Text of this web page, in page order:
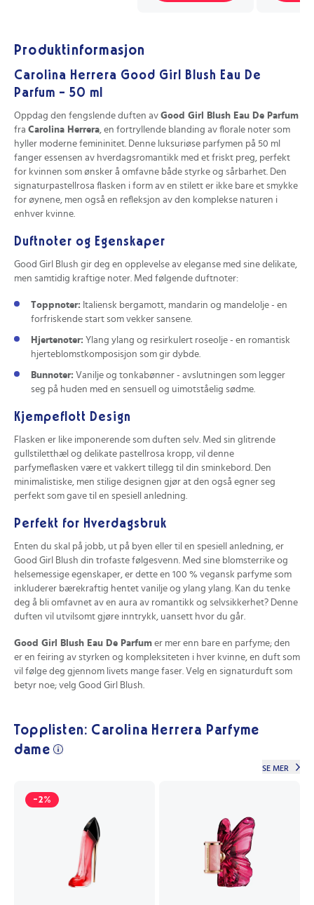
Produktinformasjon
Carolina Herrera Good Girl Blush Eau De
Parfum - 50 ml
Oppdag den fengslende duften av Good Girl Blush Eau De Parfum
fra Carolina Herrera , en fortryllende blanding av florale noter som
hyller moderne femininitet. Denne luksuriøse parfymen på 50 ml
fanger essensen av hverdagsromantikk med et friskt preg, perfekt
for kvinnen som ønsker å omfavne både styrke og sårbarhet. Den
signaturpastellrosa flasken i form av en stilett er ikke bare et smykke
for øynene, men også en refleksjon av den komplekse naturen i
enhver kvinne.
Duftnoter og Egenskaper
Good Girl Blush gir deg en opplevelse av eleganse med sine delikate,
men samtidig kraftige noter. Med følgende duftnoter:
Toppnoter: Italiensk bergamott, mandarin og mandelolje - en
forfriskende start som vekker sansene.
Hjertenoter: Ylang ylang og resirkulert roseolje - en romantisk
hjerteblomstkomposisjon som gir dybde.
Bunnoter: Vanilje og tonkabønner - avslutningen som legger
seg på huden med en sensuell og uimotståelig sødme.
Kjempeflott Design
Flasken er like imponerende som duften selv. Med sin glitrende
gullstiletthæl og delikate pastellrosa kropp, vil denne
parfymeflasken være et vakkert tillegg til din sminkebord. Den
minimalistiske, men stilige designen gjør at den også egner seg
perfekt som gave til en spesiell anledning.
Perfekt for Hverdagsbruk
Enten du skal på jobb, ut på byen eller til en spesiell anledning, er
Good Girl Blush din trofaste følgesvenn. Med sine blomsterrike og
helsemessige egenskaper, er dette en 100 % vegansk parfyme som
inkluderer bærekraftig hentet vanilje og ylang ylang. Kan du tenke
deg å bli omfavnet av en aura av romantikk og selvsikkerhet? Denne
duften vil utvilsomt gjøre inntrykk, uansett hvor du går.
Good Girl Blush Eau De Parfum er mer enn bare en parfyme; den
er en feiring av styrken og kompleksiteten i hver kvinne, en duft som
vil følge deg gjennom livets mange faser. Velg en signaturduft som
betyr noe; velg Good Girl Blush.
Topplisten: Carolina Herrera Parfyme
dame
SE MER
-2%